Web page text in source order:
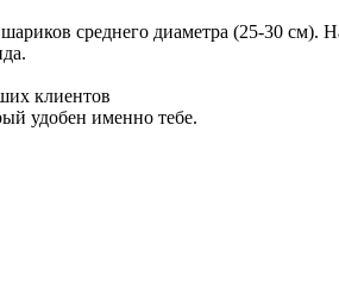
среднего диаметра (25-30 см).
клиентов
удобен именно тебе.